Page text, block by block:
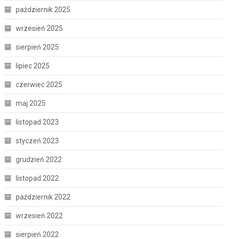
październik 2025
wrzesień 2025
sierpień 2025
lipiec 2025
czerwiec 2025
maj 2025
listopad 2023
styczeń 2023
grudzień 2022
listopad 2022
październik 2022
wrzesień 2022
sierpień 2022